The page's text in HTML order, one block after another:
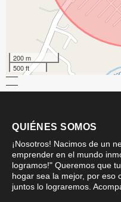
200 m
500 ft
QUIÉNES SOMOS
¡Nosotros! Nacimos de un
emprender en el mundo
logramos!" Queremos que
hogar sea la mejor, por eso
juntos lo lograremos.